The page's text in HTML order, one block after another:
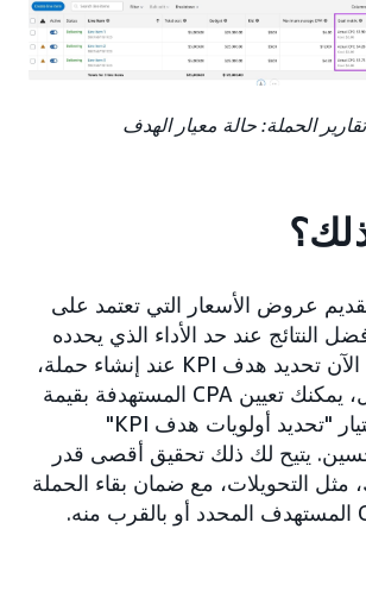
الحملة: حالة معيار الهدف
عروض الأسعار التي تعتمد على
النتائج عند حد الأداء الذي يحدده
المعلنون. يمكنك الآن تحديد هدف KPI عند إنشاء حملة،
على سبيل المثال، يمكنك تعيين CPA المستهدفة بقيمة
10 دولارات واختيار "تحديد أولويات هدف KPI"
يتيح لك ذلك تحقيق أقصى قدر
التحويلات، مع ضمان بقاء الحملة